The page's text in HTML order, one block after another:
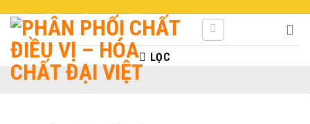
content
LỌC